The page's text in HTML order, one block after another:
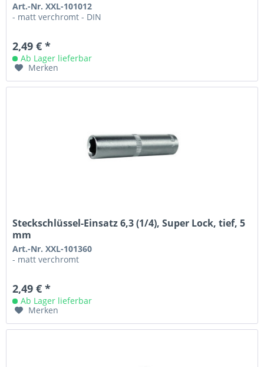
Art.-Nr. XXL-101012
- matt verchromt - DIN
2,49 € *
Ab Lager lieferbar
Merken
Steckschlüssel-Einsatz 6,3 (1/4), Super Lock, tief, 5
mm
Art.-Nr. XXL-101360
- matt verchromt
2,49 € *
Ab Lager lieferbar
Merken